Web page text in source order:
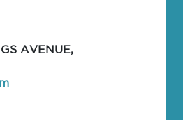
AVENUE,